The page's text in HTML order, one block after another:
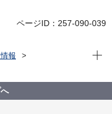
ページID：257-090-039
報
審査会答申第3326号に
現在